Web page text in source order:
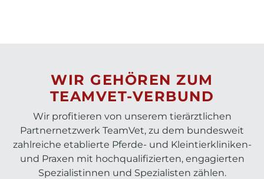
WIR GEHÖREN ZUM
TEAMVET-VERBUND
Wir profitieren von unserem tierärztlichen
Partnernetzwerk TeamVet, zu dem bundesweit
zahlreiche etablierte Pferde- und Kleintierkliniken-
und Praxen mit hochqualifizierten, engagierten
Spezialistinnen und Spezialisten zählen.